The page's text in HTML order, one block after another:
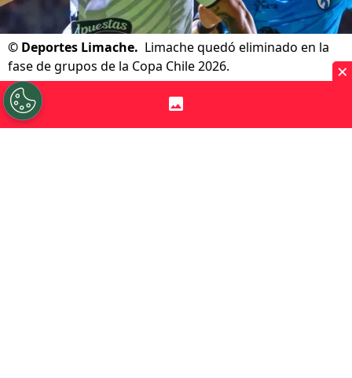
© Deportes Limache. Limache quedó eliminado en la
fase de grupos de la Copa Chile 2026.
Por Patricio Echagüe
×